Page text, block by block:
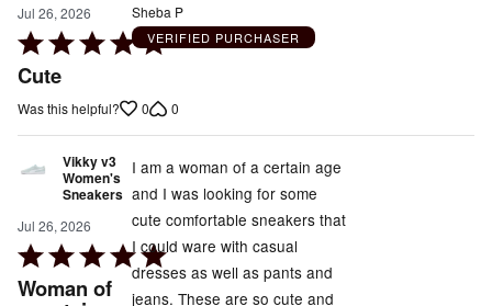
Jul 26, 2026
Rated
5
of
Cute
Sheba P
VERIFIED PURCHASER
Was this helpful? 0 0
Vikky v3
Women's
Sneakers
Jul 26, 2026
Rated
5
Woman of
I am a woman of a certain age
and I was looking for some
cute comfortable sneakers that
I could ware with casual
dresses as well as pants and
jeans. These are so cute and